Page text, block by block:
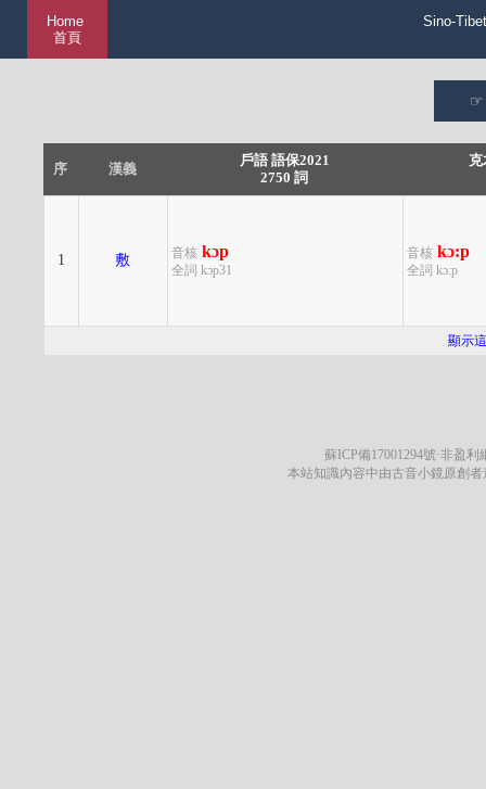
Home
首頁
Sino-
序 漢義
戶語 語保2021
2750 詞
克
1 敷 音核 kɔp
全詞 kɔp31
音核 kɔ:p
全詞 kɔ:p
顯示
蘇ICP備17001294號·非盈利
本站知識內容中由古音小鏡原創